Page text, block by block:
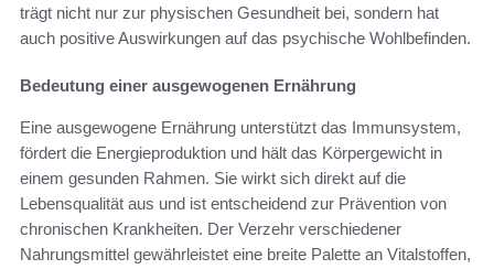
trägt nicht nur zur physischen Gesundheit bei, sondern hat
auch positive Auswirkungen auf das psychische Wohlbefinden.
Bedeutung einer ausgewogenen Ernährung
Eine ausgewogene Ernährung unterstützt das Immunsystem,
fördert die Energieproduktion und hält das Körpergewicht in
einem gesunden Rahmen. Sie wirkt sich direkt auf die
Lebensqualität aus und ist entscheidend zur Prävention von
chronischen Krankheiten. Der Verzehr verschiedener
Nahrungsmittel gewährleistet eine breite Palette an Vitalstoffen,